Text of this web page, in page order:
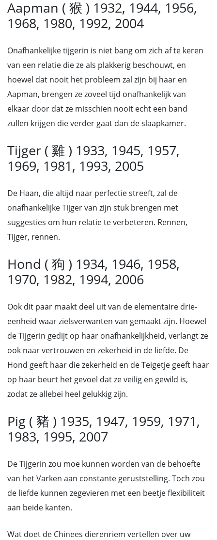
Aapman ( 猴 ) 1932, 1944, 1956,
1968, 1980, 1992, 2004
Onafhankelijke tijgerin is niet bang om zich af te keren
van een relatie die ze als plakkerig beschouwt, en
hoewel dat nooit het probleem zal zijn bij haar en
Aapman, brengen ze zoveel tijd onafhankelijk van
elkaar door dat ze misschien nooit echt een band
zullen krijgen die verder gaat dan de slaapkamer.
Tijger ( 雞 ) 1933, 1945, 1957,
1969, 1981, 1993, 2005
De Haan, die altijd naar perfectie streeft, zal de
onafhankelijke Tijger van zijn stuk brengen met
suggesties om hun relatie te verbeteren. Rennen,
Tijger, rennen.
Hond ( 狗 ) 1934, 1946, 1958,
1970, 1982, 1994, 2006
Ook dit paar maakt deel uit van de elementaire drie-
eenheid waar zielsverwanten van gemaakt zijn. Hoewel
de Tijgerin gedijt op haar onafhankelijkheid, verlangt ze
ook naar vertrouwen en zekerheid in de liefde. De
Hond geeft haar die zekerheid en de Teigetje geeft haar
op haar beurt het gevoel dat ze veilig en gewild is,
zodat ze allebei heel gelukkig zijn.
Pig ( 豬 ) 1935, 1947, 1959, 1971,
1983, 1995, 2007
De Tijgerin zou moe kunnen worden van de behoefte
van het Varken aan constante geruststelling. Toch zou
de liefde kunnen zegevieren met een beetje flexibiliteit
aan beide kanten.
Wat doet de Chinees dierenriem vertellen over uw